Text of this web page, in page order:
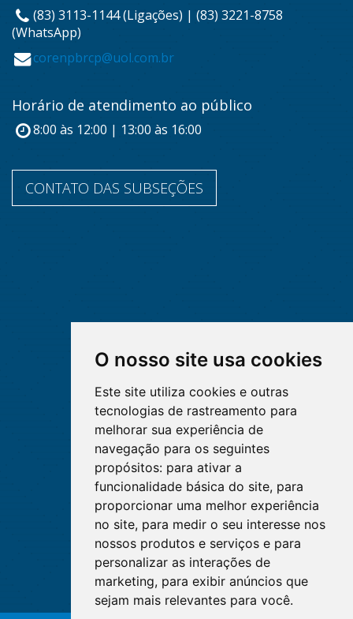
O nosso site usa cookies
Este site utiliza cookies e outras
tecnologias de rastreamento para
melhorar sua experiência de
navegação para os seguintes
propósitos: para ativar a
funcionalidade básica do site, para
proporcionar uma melhor experiência
no site, para medir o seu interesse nos
nossos produtos e serviços e para
personalizar as interações de
marketing, para exibir anúncios que
sejam mais relevantes para você.
(83) 3113-1144 (Ligações) | (83) 3221-8758
(WhatsApp)
corenpbrcp@uol.com.br
Horário de atendimento ao público
8:00 às 12:00 | 13:00 às 16:00
CONTATO DAS SUBSEÇÕES